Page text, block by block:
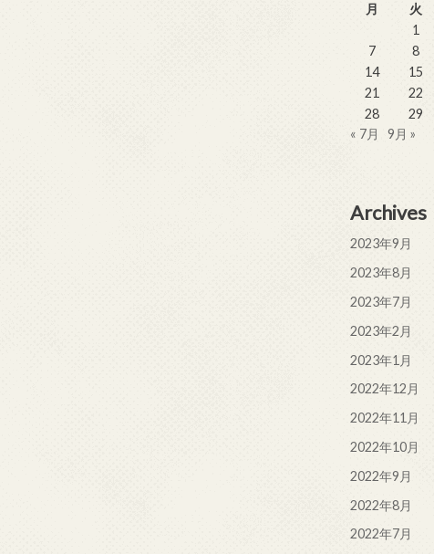
月
火
1
7
8
14
15
21
22
28
29
« 7月
9月 »
Archives
2023年9月
2023年8月
2023年7月
2023年2月
2023年1月
2022年12月
2022年11月
2022年10月
2022年9月
2022年8月
2022年7月